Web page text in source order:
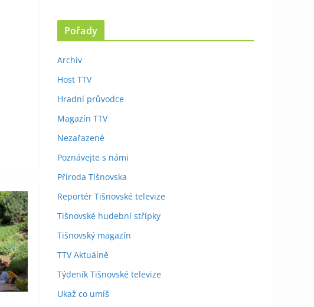
Pořady
Archiv
Host TTV
Hradní průvodce
Magazín TTV
Nezařazené
Poznávejte s námi
Příroda Tišnovska
Reportér Tišnovské televize
Tišnovské hudební střípky
Tišnovský magazín
TTV Aktuálně
Týdeník Tišnovské televize
Ukaž co umíš